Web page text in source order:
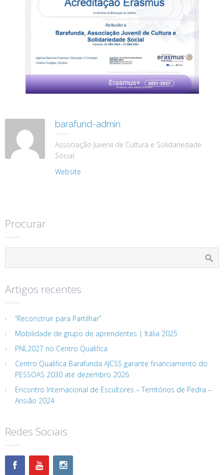
barafund-admin
Associação Juvenil de Cultura e Solidariedade
Social
Website
Procurar
Artigos recentes
“Reconstruir para Partilhar”
Mobilidade de grupo de aprendentes | Itália 2025
PNL2027 no Centro Qualifica
Centro Qualifica Barafunda AJCSS garante financiamento do
PESSOAS 2030 até dezembro 2026
Encontro Internacional de Escultores – Territórios de Pedra –
Ansião 2024
Redes Sociais